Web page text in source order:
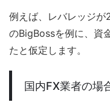
例えば、レバレッジ
のBigBossを例に、資
たと仮定します。
国内FX業者の場